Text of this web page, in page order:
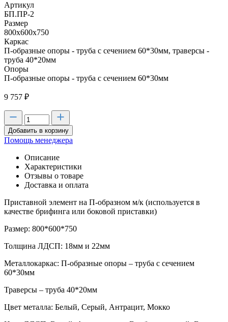
Артикул
БП.ПР-2
Размер
800х600х750
Каркас
П-образные опоры - труба с сечением 60*30мм, траверсы -
труба 40*20мм
Опоры
П-образные опоры - труба с сечением 60*30мм
9 757 ₽
Добавить в корзину
Помощь менеджера
Описание
Характеристики
Отзывы о товаре
Доставка и оплата
Приставной элемент на П-образном м/к (используется в
качестве брифинга или боковой приставки)
Размер: 800*600*750
Толщина ЛДСП: 18мм и 22мм
Металлокаркас: П-образные опоры – труба с сечением
60*30мм
Траверсы – труба 40*20мм
Цвет металла: Белый, Серый, Антрацит, Мокко